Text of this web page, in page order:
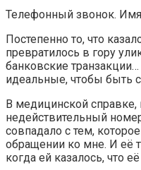
Телефонный звонок.
Постепенно то, что
превратилось в гору
банковские
идеальные, чтобы быть
В медицинской
недействительный
совпадало с тем,
обращении ко мне. И её
когда ей казалось, что